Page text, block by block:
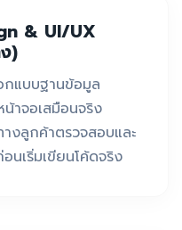
& UI/UX
)
กแบบฐานข้อมูล
าจอเสมือนจริง
งลูกค้าตรวจสอบและ
นเริ่มเขียนโค้ดจริง